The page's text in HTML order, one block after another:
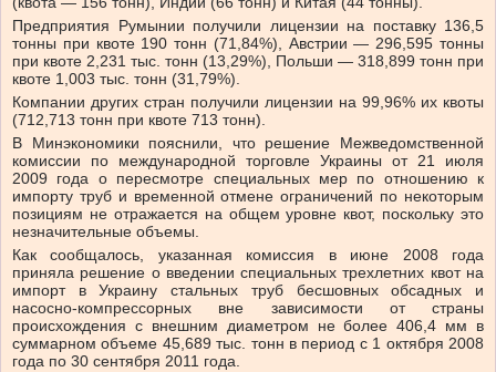
Предприятия Румынии получили лицензии на поставку 136,5
тонны при квоте 190 тонн (71,84%), Австрии — 296,595 тонны
при квоте 2,231 тыс. тонн (13,29%), Польши — 318,899 тонн при
квоте 1,003 тыс. тонн (31,79%).
Компании других стран получили лицензии на 99,96% их квоты
(712,713 тонн при квоте 713 тонн).
В Минэкономики пояснили, что решение Межведомственной
комиссии по международной торговле Украины от 21 июля
2009 года о пересмотре специальных мер по отношению к
импорту труб и временной отмене ограничений по некоторым
позициям не отражается на общем уровне квот, поскольку это
незначительные объемы.
Как сообщалось, указанная комиссия в июне 2008 года
приняла решение о введении специальных трехлетних квот на
импорт в Украину стальных труб бесшовных обсадных и
насосно-компрессорных вне зависимости от страны
происхождения с внешним диаметром не более 406,4 мм в
суммарном объеме 45,689 тыс. тонн в период с 1 октября 2008
года по 30 сентября 2011 года.